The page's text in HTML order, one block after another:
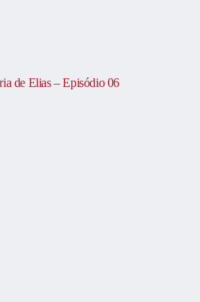
de Elias – Episódio 06